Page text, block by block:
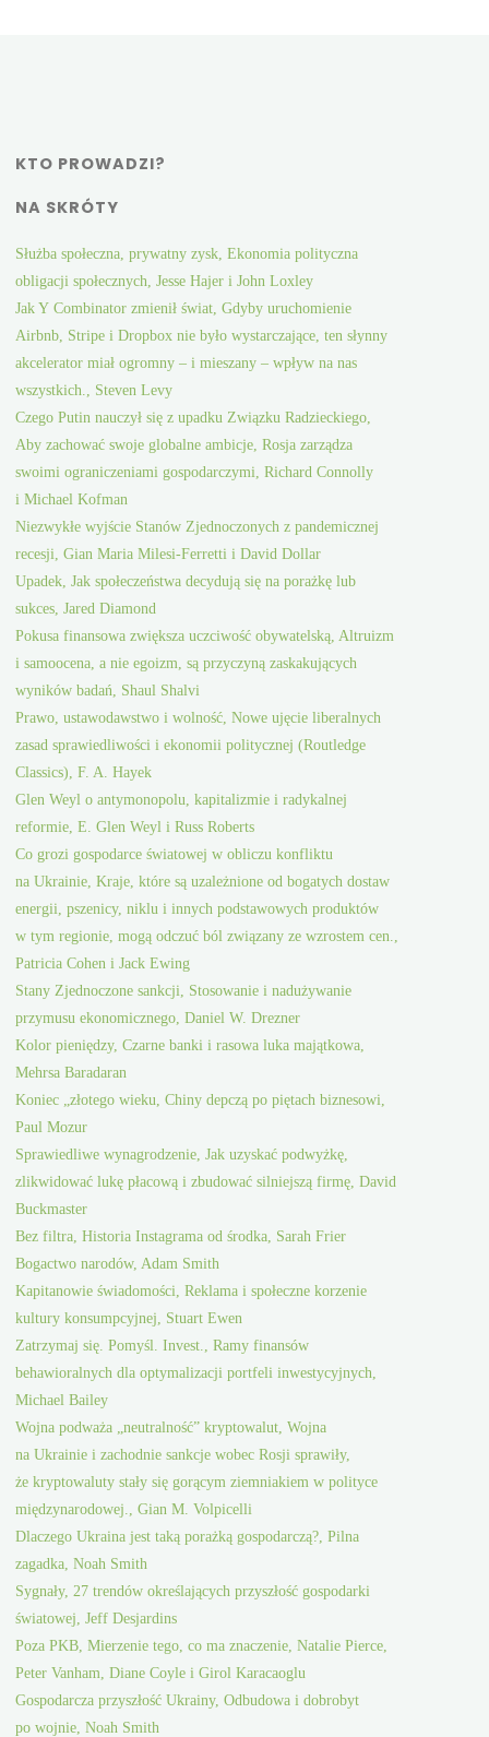
KTO PROWADZI?
NA SKRÓTY
Służba społeczna, prywatny zysk, Ekonomia polityczna
obligacji społecznych, Jesse Hajer i John Loxley
Jak Y Combinator zmienił świat, Gdyby uruchomienie
Airbnb, Stripe i Dropbox nie było wystarczające, ten słynny
akcelerator miał ogromny – i mieszany – wpływ na nas
wszystkich., Steven Levy
Czego Putin nauczył się z upadku Związku Radzieckiego,
Aby zachować swoje globalne ambicje, Rosja zarządza
swoimi ograniczeniami gospodarczymi, Richard Connolly
i Michael Kofman
Niezwykłe wyjście Stanów Zjednoczonych z pandemicznej
recesji, Gian Maria Milesi-Ferretti i David Dollar
Upadek, Jak społeczeństwa decydują się na porażkę lub
sukces, Jared Diamond
Pokusa finansowa zwiększa uczciwość obywatelską, Altruizm
i samoocena, a nie egoizm, są przyczyną zaskakujących
wyników badań, Shaul Shalvi
Prawo, ustawodawstwo i wolność, Nowe ujęcie liberalnych
zasad sprawiedliwości i ekonomii politycznej (Routledge
Classics), F. A. Hayek
Glen Weyl o antymonopolu, kapitalizmie i radykalnej
reformie, E. Glen Weyl i Russ Roberts
Co grozi gospodarce światowej w obliczu konfliktu
na Ukrainie, Kraje, które są uzależnione od bogatych dostaw
energii, pszenicy, niklu i innych podstawowych produktów
w tym regionie, mogą odczuć ból związany ze wzrostem cen.,
Patricia Cohen i Jack Ewing
Stany Zjednoczone sankcji, Stosowanie i nadużywanie
przymusu ekonomicznego, Daniel W. Drezner
Kolor pieniędzy, Czarne banki i rasowa luka majątkowa,
Mehrsa Baradaran
Koniec „złotego wieku, Chiny depczą po piętach biznesowi,
Paul Mozur
Sprawiedliwe wynagrodzenie, Jak uzyskać podwyżkę,
zlikwidować lukę płacową i zbudować silniejszą firmę, David
Buckmaster
Bez filtra, Historia Instagrama od środka, Sarah Frier
Bogactwo narodów, Adam Smith
Kapitanowie świadomości, Reklama i społeczne korzenie
kultury konsumpcyjnej, Stuart Ewen
Zatrzymaj się. Pomyśl. Invest., Ramy finansów
behawioralnych dla optymalizacji portfeli inwestycyjnych,
Michael Bailey
Wojna podważa „neutralność” kryptowalut, Wojna
na Ukrainie i zachodnie sankcje wobec Rosji sprawiły,
że kryptowaluty stały się gorącym ziemniakiem w polityce
międzynarodowej., Gian M. Volpicelli
Dlaczego Ukraina jest taką porażką gospodarczą?, Pilna
zagadka, Noah Smith
Sygnały, 27 trendów określających przyszłość gospodarki
światowej, Jeff Desjardins
Poza PKB, Mierzenie tego, co ma znaczenie, Natalie Pierce,
Peter Vanham, Diane Coyle i Girol Karacaoglu
Gospodarcza przyszłość Ukrainy, Odbudowa i dobrobyt
po wojnie, Noah Smith